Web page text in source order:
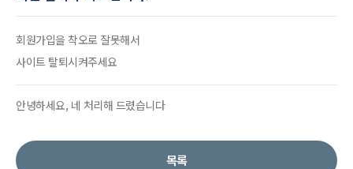
회원가입을 착오로 잘못해서
사이트 탈퇴시켜주세요
안녕하세요, 네 처리해 드렸습니다
목록